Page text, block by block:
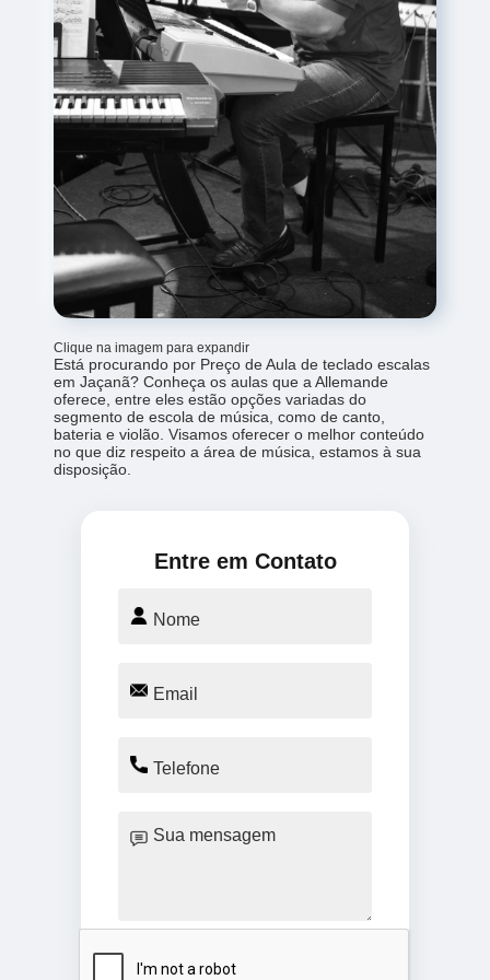
Clique na imagem para expandir
Está procurando por Preço de Aula de teclado escalas
em Jaçanã? Conheça os aulas que a Allemande
oferece, entre eles estão opções variadas do
segmento de escola de música, como de canto,
bateria e violão. Visamos oferecer o melhor conteúdo
no que diz respeito a área de música, estamos à sua
disposição.
Entre em Contato